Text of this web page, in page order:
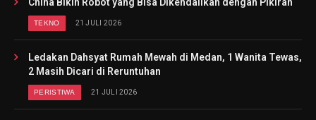
TEKNO 21 JULI 2026
Ledakan Dahsyat Rumah Mewah di Medan, 1 Wanita Tewas,
2 Masih Dicari di Reruntuhan
PERISTIWA 21 JULI 2026